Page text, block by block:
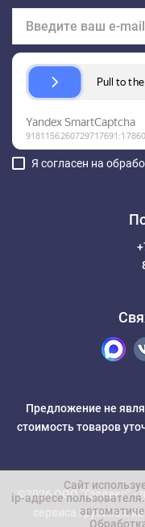
Я согласен на
Предложение не
стоимость товаров
©2026 ООО "Гэллакс" -
сервиса грузовых
Сайт
ip-адресе пользователя